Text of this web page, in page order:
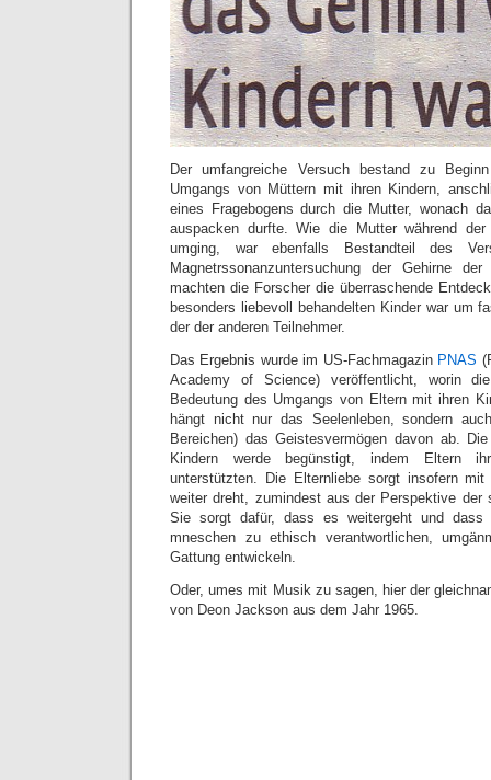
Der umfangreiche Versuch bestand zu
Umgangs von Müttern mit ihren Kindern,
eines Fragebogens durch die Mutter, wonach
auspacken durfte. Wie die Mutter während
umging, war ebenfalls Bestandteil des
Magnetrssonanzuntersuchung der Gehirne
machten die Forscher die überraschende
besonders liebevoll behandelten Kinder war um
der der anderen Teilnehmer.
Das Ergebnis wurde im US-Fachmagazin PNAS
Academy of Science) veröffentlicht, worin
Bedeutung des Umgangs von Eltern mit ihren
hängt nicht nur das Seelenleben, sondern
Bereichen) das Geistesvermögen davon ab.
Kindern werde begünstigt, indem Eltern
unterstützten. Die Elternliebe sorgt insofern
weiter dreht, zumindest aus der Perspektive der
Sie sorgt dafür, dass es weitergeht und dass
mneschen zu ethisch verantwortlichen,
Gattung entwickeln.
Oder, umes mit Musik zu sagen, hier der
von Deon Jackson aus dem Jahr 1965.